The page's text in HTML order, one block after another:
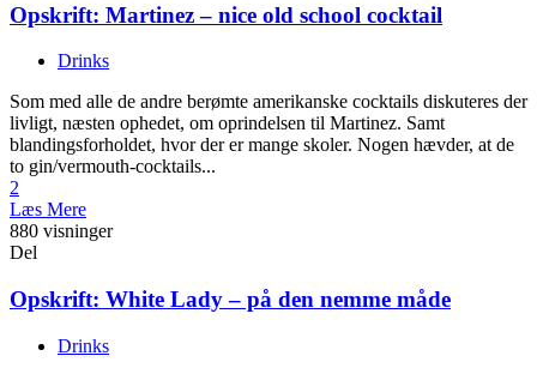
Opskrift: Martinez – nice old school cocktail
Drinks
Som med alle de andre berømte amerikanske cocktails diskuteres der
livligt, næsten ophedet, om oprindelsen til Martinez. Samt
blandingsforholdet, hvor der er mange skoler. Nogen hævder, at de
to gin/vermouth-cocktails...
2
Læs Mere
880 visninger
Del
Opskrift: White Lady – på den nemme måde
Drinks